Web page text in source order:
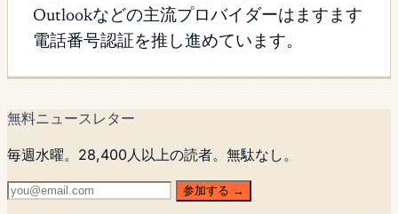
Outlookなどの主流プロバイダーはますます
電話番号認証を推し進めています。
無料ニュースレター
毎週水曜。28,400人以上の読者。無駄なし。
参加する →